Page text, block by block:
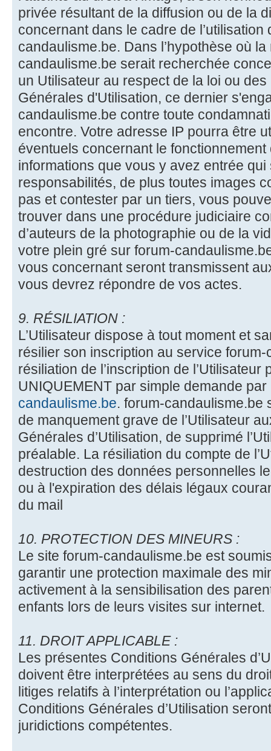
privée résultant de la diffusion ou de la
concernant dans le cadre de l’utilisation
candaulisme.be. Dans l’hypothèse où
candaulisme.be serait recherchée
un Utilisateur au respect de la loi ou
Générales d'Utilisation, ce dernier
candaulisme.be contre toute
encontre. Votre adresse IP pourra être
éventuels concernant le
informations que vous y avez entrée
responsabilités, de plus toutes images
pas et contester par un tiers, vous
trouver dans une procédure judiciaire
d’auteurs de la photographie ou de la
votre plein gré sur forum-
vous concernant seront transmissent
vous devrez répondre de vos actes.
9. RÉSILIATION :
L’Utilisateur dispose à tout moment et
résilier son inscription au service
résiliation de l’inscription de
UNIQUEMENT par simple demande
candaulisme.be. forum-candaulisme.be
de manquement grave de l’Utilisateur
Générales d’Utilisation, de supprimé
préalable. La résiliation du compte de
destruction des données personnelles
ou à l'expiration des délais légaux
du mail
10. PROTECTION DES MINEURS :
Le site forum-candaulisme.be est
garantir une protection maximale des
activement à la sensibilisation des
enfants lors de leurs visites sur internet.
11. DROIT APPLICABLE :
Les présentes Conditions Générales
doivent être interprétées au sens du
litiges relatifs à l’interprétation ou
Conditions Générales d’Utilisation
juridictions compétentes.